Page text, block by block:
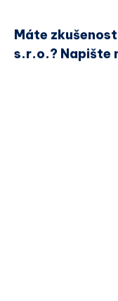
Máte
s.r.o.? Napište